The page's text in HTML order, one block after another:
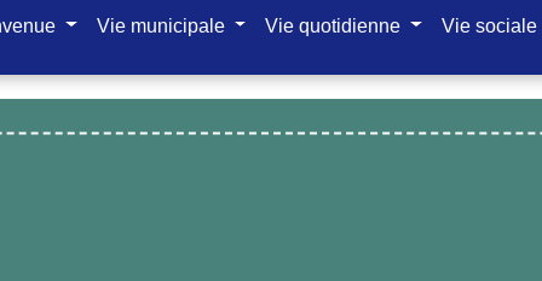
Vie municipale Vie quotidienne Vie sociale